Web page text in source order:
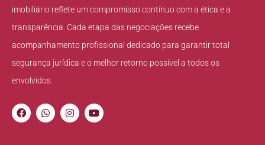
imobiliário reflete um compromisso contínuo com a ética e a
transparência. Cada etapa das negociações recebe
acompanhamento profissional dedicado para garantir total
segurança jurídica e o melhor retorno possível a todos os
envolvidos.